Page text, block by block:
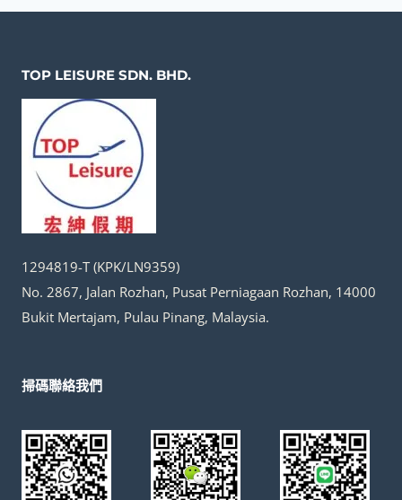
TOP LEISURE SDN. BHD.
1294819-T (KPK/LN9359)
No. 2867, Jalan Rozhan, Pusat Perniagaan Rozhan, 14000
Bukit Mertajam, Pulau Pinang, Malaysia.
掃碼聯絡我們